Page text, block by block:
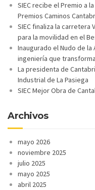
SIEC recibe el Premio a
Premios Caminos
SIEC finaliza la carretera
para la movilidad en el
Inaugurado el Nudo de la
ingeniería que
La presidenta de
Industrial de La Pasiega
SIEC Mejor Obra de
Archivos
mayo 2026
noviembre 2025
julio 2025
mayo 2025
abril 2025